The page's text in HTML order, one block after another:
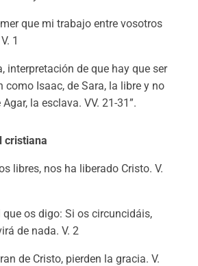
que mi trabajo entre vosotros
1
interpretación de que hay que ser
como Isaac, de Sara, la libre y no
la esclava. VV. 21-31”.
cristiana
libres, nos ha liberado Cristo. V.
que os digo: Si os circuncidáis,
de nada. V. 2
de Cristo, pierden la gracia. V.